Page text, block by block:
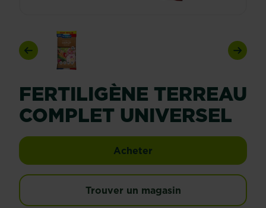
Previous Next
FERTILIGÈNE TERREAU
COMPLET UNIVERSEL
Acheter
Trouver un magasin